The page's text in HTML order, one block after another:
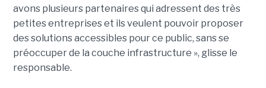
avons plusieurs partenaires qui adressent des très
petites entreprises et ils veulent pouvoir proposer
des solutions accessibles pour ce public, sans se
préoccuper de la couche infrastructure », glisse le
responsable.